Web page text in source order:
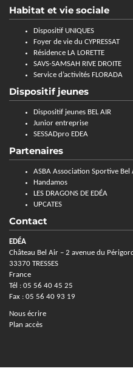
Habitat et vie sociale
Dispositif UNIQUES
Foyer de vie du CYPRESSAT
Résidence LA LORETTE
SAVS-SAMSAH RIVE DROITE
Service d’activités FLORADA
Dispositif jeunes
Dispositif jeunes BEL AIR
Junior entreprise
SESSADpro EDEA
Partenaires
ASBA Association Sportive Bel
Handamos
LES DRAGONS DE EDÉA
UPCATES
Contact
EDÉA
Château Bel Air – 2 avenue du Périgord
33370 TRESSES
France
Tél : 05 56 40 45 25
Fax : 05 56 40 93 19
Nous écrire
Plan accès